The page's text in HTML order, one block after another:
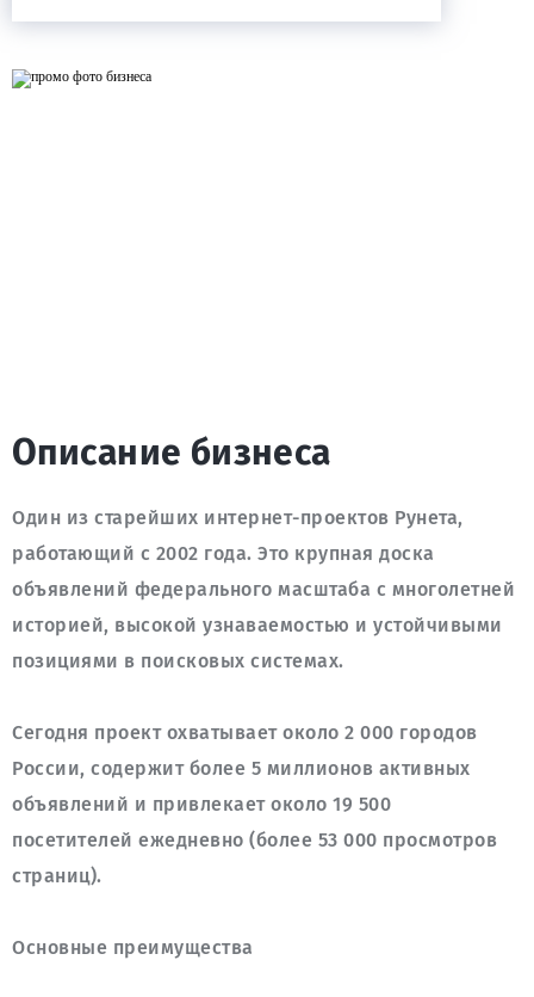
Описание бизнеса
Один из старейших интернет-проектов Рунета,
работающий с 2002 года. Это крупная доска
объявлений федерального масштаба с многолетней
историей, высокой узнаваемостью и устойчивыми
Сегодня проект охватывает около 2 000 городов
России, содержит более 5 миллионов активных
объявлений и привлекает около 19 500
посетителей ежедневно (более 53 000 просмотров